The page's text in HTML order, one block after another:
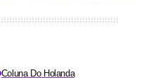
Coluna Do Holanda